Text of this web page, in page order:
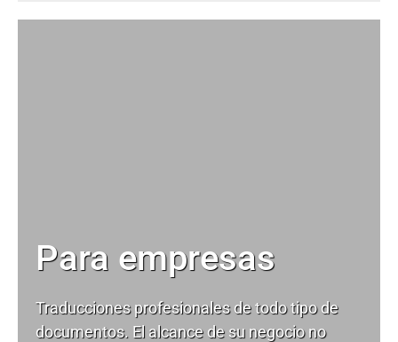
Para empresas
Traducciones profesionales de todo tipo de
documentos. El alcance de su negocio no